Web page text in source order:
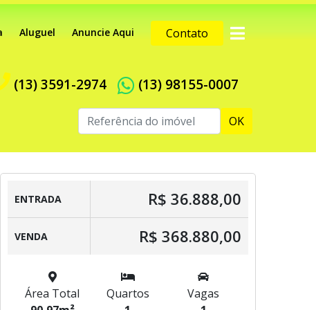
Aluguel Anuncie Aqui Contato
(13) 3591-2974 (13) 98155-0007
OK
ENTRADA R$ 36.888,00
VENDA R$ 368.880,00
Área Total
Quartos
Vagas